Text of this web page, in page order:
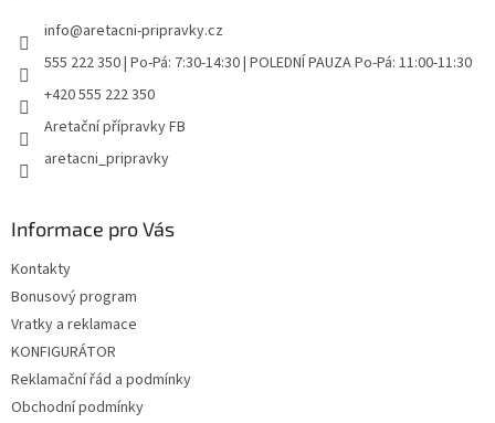
info@aretacni-pripravky.cz
555 222 350 | Po-Pá: 7:30-14:30 | POLEDNÍ PAUZA Po-Pá: 11:00-11:30
+420 555 222 350
Aretační přípravky FB
aretacni_pripravky
Informace pro Vás
Kontakty
Bonusový program
Vratky a reklamace
KONFIGURÁTOR
Reklamační řád a podmínky
Obchodní podmínky